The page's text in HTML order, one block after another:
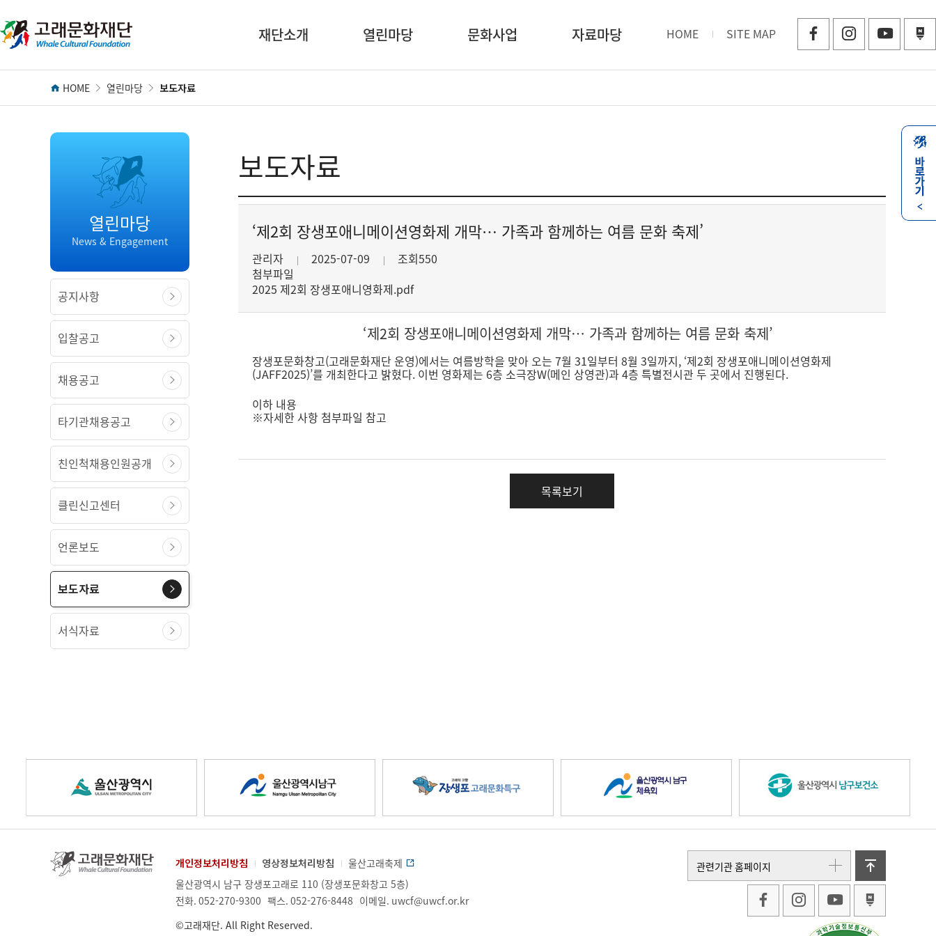
역
메
재단소개 열린마당 문화사업 자료마당 HOME SITE MAP
HOME 열린마당 보도자료
열린마당
News & Engagement
공지사항
입찰공고
채용공고
타기관채용공고
친인척채용인원공개
클린신고센터
언론보도
보도자료
서식자료
보도자료
‘제2회 장생포애니메이션영화제 개막… 가족과 함께하는 여름 문화 축제’
관리자 2025-07-09
조회550
첨부파일
2025 제2회 장생포애니영화제.pdf
‘제2회 장생포애니메이션영화제 개막… 가족과 함께하는 여름 문화 축제’
장생포문화창고(고래문화재단 운영)에서는 여름방학을 맞아 오는 7월 31일부터 8월 3일까지, ‘제2회 장생포애니메이션영화제
(JAFF2025)’를 개최한다고 밝혔다. 이번 영화제는 6층 소극장W(메인 상영관)과 4층 특별전시관 두 곳에서 진행된다.
이하 내용
※자세한 사항 첨부파일 참고
목록보기
바
로
가
기
열
울 울
광
장
포
울 울
광
고
래
개인정보처리방침 영상정보처리방침
울산고래축제
업
체
보
주
소.
울산광역시 남구 장생포고래로 110 (장생포문화창고 5층)
전화. 052-270-9300 팩스. 052-276-8448 이메일. uwcf@uwcf.or.kr
©고래재단. All Right Reserved.
관련기관 홈페이지
위
로
가